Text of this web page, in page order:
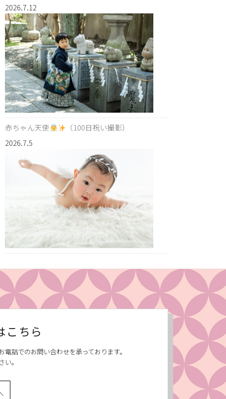
2026.7.12
赤ちゃん天使
（100日祝い撮影）
2026.7.5
こちら
電話でのお問い合わせを承っております。
。